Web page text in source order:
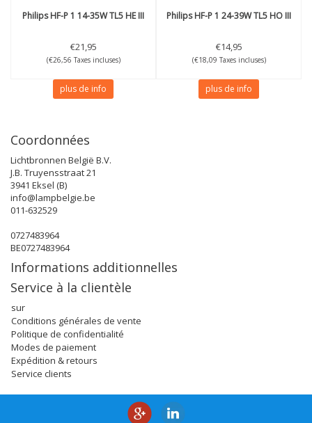
PhilipsHF-P 1 14-35W TL5 HE III
€21,95
(€26,56 Taxes incluses)
plus de info
PhilipsHF-P 1 24-39W TL5 HO III
€14,95
(€18,09 Taxes incluses)
plus de info
Coordonnées
Lichtbronnen België B.V.
J.B. Truyensstraat 21
3941 Eksel (B)
info@lampbelgie.be
011-632529
0727483964
BE0727483964
Informations additionnelles
Service à la clientèle
sur
Conditions générales de vente
Politique de confidentialité
Modes de paiement
Expédition & retours
Service clients